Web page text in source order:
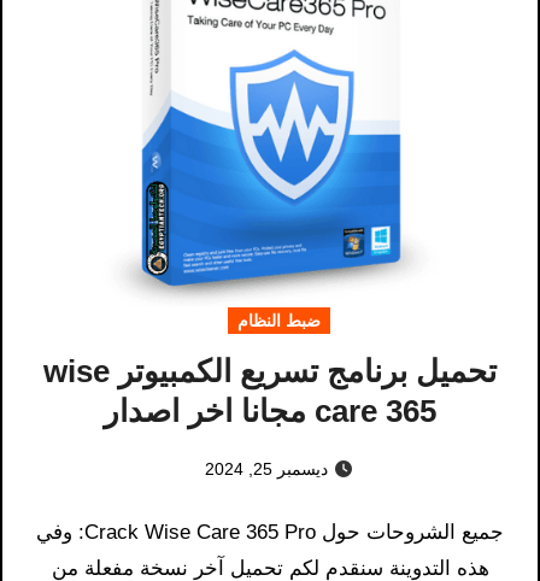
ضبط النظام
تحميل برنامج تسريع الكمبيوتر wise
care 365 مجانا اخر اصدار
ديسمبر 25, 2024
جميع الشروحات حول Crack Wise Care 365 Pro​: وفي
هذه التدوينة سنقدم لكم تحميل آخر نسخة مفعلة من